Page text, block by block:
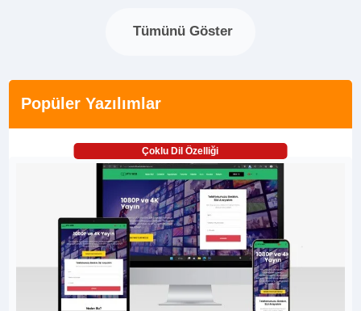
Tümünü Göster
Popüler Yazılımlar
Çoklu Dil Özelliği